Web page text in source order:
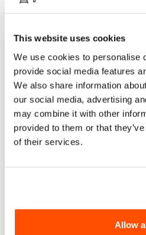
This website uses cookies
We use cookies to personalise
provide social media features
We also share information
our social media, advertising
may combine it with other
provided to them or that
of their services.
Allow
expresiones de distintas
articulación del fenómeno
temas fundamentales como las
migratorias, las intersecciones
cambio climático, y las
Palestina y la frontera México-
contará con la participación de
artistas y comerciantes locales,
programa que incluye cine,
migrantes que han transitado